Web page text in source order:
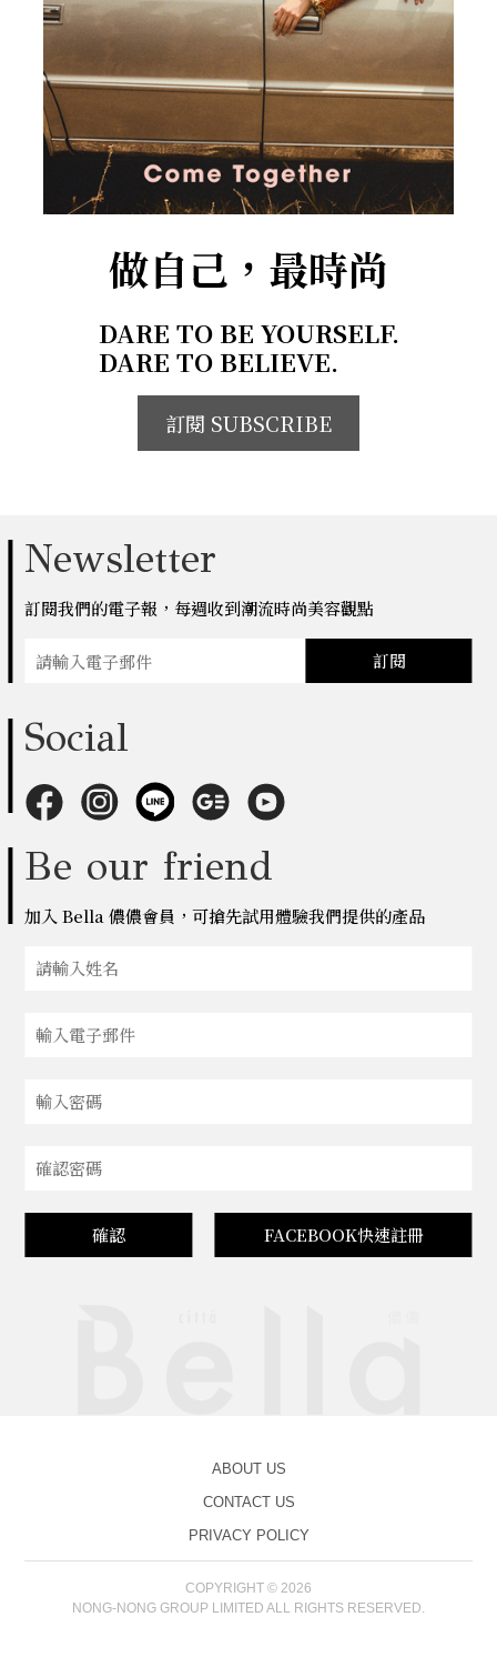
做自己，最時尚
DARE TO BE YOURSELF.
DARE TO BELIEVE.
訂閱 SUBSCRIBE
Newsletter
訂閱我們的電子報，每週收到潮流時尚美容觀點
訂閱
Social
Be our friend
加入 Bella 儂儂會員，可搶先試用體驗我們提供的產品
確認 FACEBOOK快速註冊
ABOUT US
CONTACT US
PRIVACY POLICY
COPYRIGHT © 2026
NONG-NONG GROUP LIMITED ALL RIGHTS RESERVED.